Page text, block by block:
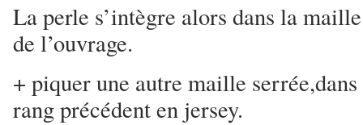
La perle s’intègre alors dans la
de l’ouvrage.
+ piquer une autre maille
rang précédent en jersey.